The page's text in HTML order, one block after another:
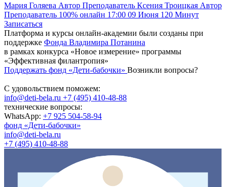
Мария Голяева Автор Преподаватель Ксения Троицкая Автор
Преподаватель 100% онлайн 17:00 09 Июня 120 Минут
Записаться
Платформа и курсы онлайн-академии были созданы при
поддержке Фонда Владимира Потанина
в рамках конкурса «Новое измерение» программы
«Эффективная филантропия»
Поддержать фонд «Дети-бабочки» Возникли вопросы?
С удовольствием поможем:
info@deti-bela.ru +7 (495) 410-48-88
технические вопросы:
WhatsApp: +7 925 504-58-94
фонд «Дети-бабочки»
info@deti-bela.ru
+7 (495) 410-48-88